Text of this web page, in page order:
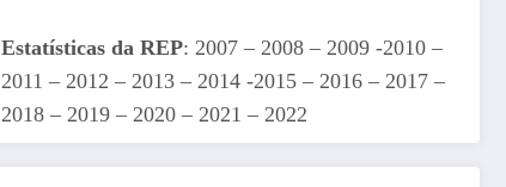
Estatísticas da REP: 2007 – 2008 – 2009 -2010 –
2011 – 2012 – 2013 – 2014 -2015 – 2016 – 2017 –
2018 – 2019 – 2020 – 2021 – 2022